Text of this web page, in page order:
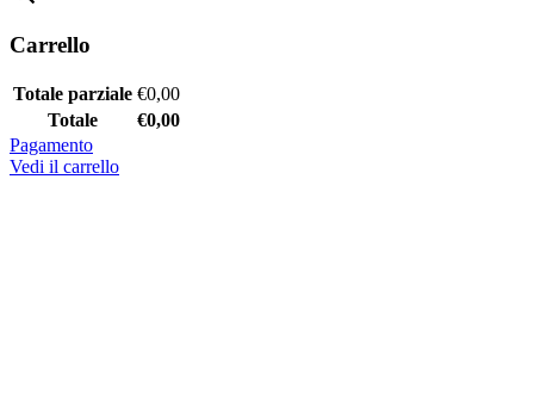
Carrello
Totale parziale €0,00
Totale
€0,00
Pagamento
Vedi il carrello